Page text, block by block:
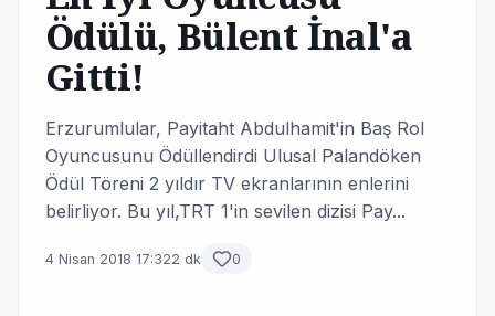
Ödülü, Bülent İnal'a
Gitti!
Erzurumlular, Payitaht Abdulhamit'in Baş Rol
Oyuncusunu Ödüllendirdi Ulusal Palandöken
Ödül Töreni 2 yıldır TV ekranlarının enlerini
belirliyor. Bu yıl,TRT 1'in sevilen dizisi Pay...
4 Nisan 2018 17:322 dk 0